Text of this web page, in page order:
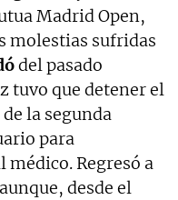
Madrid Open,
molestias sufridas
del pasado
tuvo que detener el
la segunda
para
médico. Regresó a
desde el